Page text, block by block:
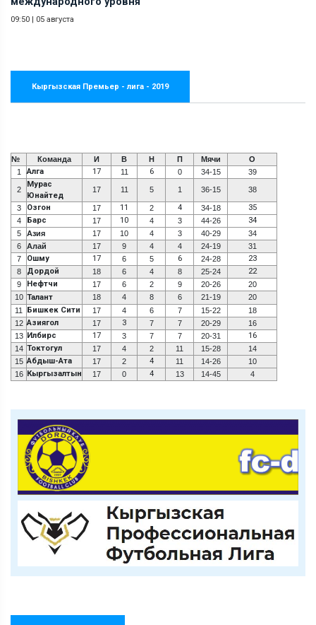
09:50 | 05 августа
Кыргызская Премьер - лига - 2019
№ Команда И В Н П Мячи
О
1
Алга 17 11 6 0 34-15 39
2
Мурас
Юнайтед
17 11 5 1 36-15 38
3 Озгон 17 11 2 4 34-18 35
4 Барс 17 10 4 3 44-26 34
5 Азия 17 10 4 3 40-29
34
6
Алай 17 9 4 4 24-19
31
7
Ошму 17 6 5 6 24-28 23
8 Дордой 18 6 4 8 25-24 22
9 Нефтчи 17 6 2 9 20-26
20
10 Талант 18 4 8 6 21-19
20
11
Бишкек Сити 17 4 6 7 15-22
18
12 Азиягол 17 3 7 7 20-29
16
13 Илбирс 17 3 7 7 20-31 16
14 Токтогул 17 4 2 11 15-28
14
15 Абдыш-Ата 17 2 4 11 14-26
10
16 Кыргызалтын 17 0 4 13 14-45 4